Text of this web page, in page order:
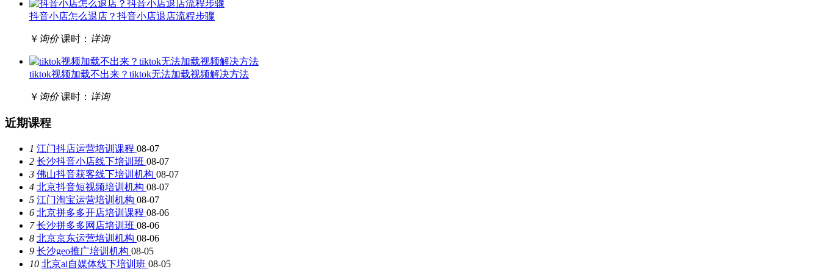
抖音小店怎么退店？抖音小店退店流程步骤
￥ 询价 课时： 详询
tiktok视频加载不出来？tiktok无法加载视频解决方法
￥ 询价 课时： 详询
近期课程
1 江门抖店运营培训课程 08-07
2 长沙抖音小店线下培训班 08-07
3 佛山抖音获客线下培训机构 08-07
4 北京抖音短视频培训机构 08-07
5 江门淘宝运营培训机构 08-07
6 北京拼多多开店培训课程 08-06
7 长沙拼多多网店培训班 08-06
8 北京京东运营培训机构 08-06
9 长沙geo推广培训机构 08-05
10 北京ai自媒体线下培训班 08-05